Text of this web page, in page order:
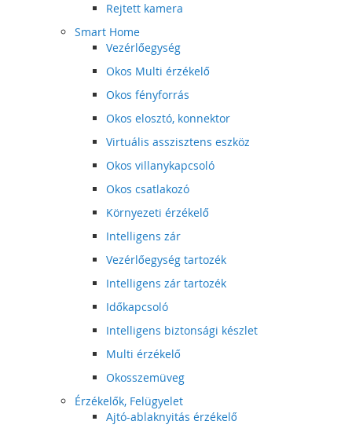
Rejtett kamera
Smart Home
Vezérlőegység
Okos Multi érzékelő
Okos fényforrás
Okos elosztó, konnektor
Virtuális asszisztens eszköz
Okos villanykapcsoló
Okos csatlakozó
Környezeti érzékelő
Intelligens zár
Vezérlőegység tartozék
Intelligens zár tartozék
Időkapcsoló
Intelligens biztonsági készlet
Multi érzékelő
Okosszemüveg
Érzékelők, Felügyelet
Ajtó-ablaknyitás érzékelő